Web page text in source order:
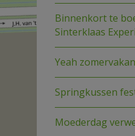
Binnenkort te
Sinterklaas
Yeah
Springkussen
Moederdag